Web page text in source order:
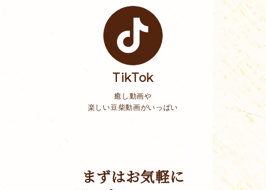
TikTok
癒し動画や
楽しい豆柴動画がいっぱい
まずはお気軽に